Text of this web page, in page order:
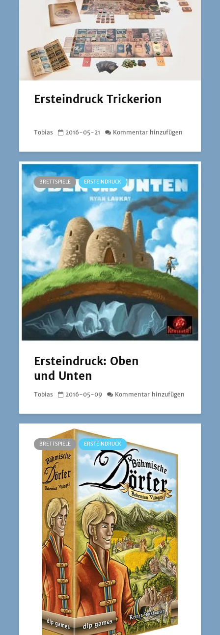
Ersteindruck Trickerion
Tobias 2016-05-21 Kommentar hinzufügen
BRETTSPIELE ERSTEINDRUCK
Ersteindruck: Oben
und Unten
Tobias 2016-05-09 Kommentar hinzufügen
BRETTSPIELE ERSTEINDRUCK